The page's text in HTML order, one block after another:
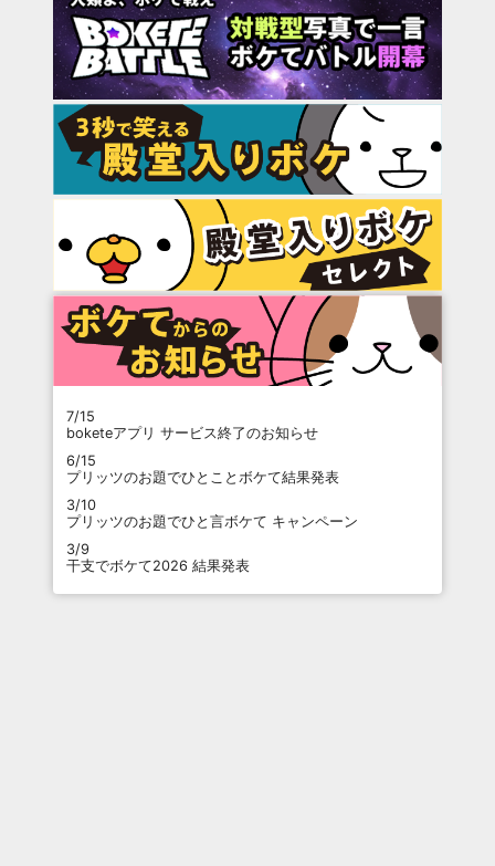
7/15
boketeアプリ サービス終了のお知らせ
6/15
プリッツのお題でひとことボケて結果発表
3/10
プリッツのお題でひと言ボケて キャンペーン
3/9
干支でボケて2026 結果発表